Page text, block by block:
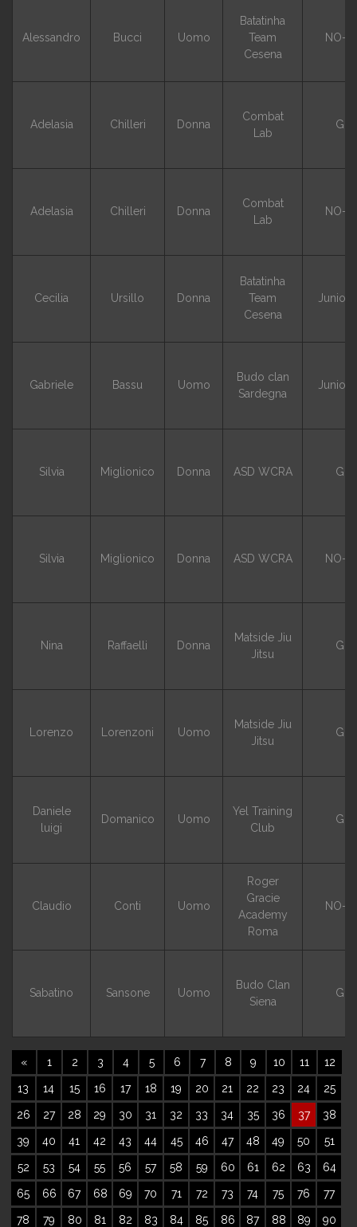
Alessandro Bucci Uomo
Batatinha
Team
Cesena
NO-GI
Adelasia Chilleri Donna
Combat
Lab
GI
Adelasia Chilleri Donna
Combat
Lab
NO-GI
Cecilia Ursillo Donna
Batatinha
Team
Cesena
Junior
Gabriele Bassu Uomo
Budo clan
Sardegna
Junior
Silvia Miglionico Donna ASD WCRA GI
Silvia Miglionico Donna ASD WCRA NO-GI
Nina Raffaelli Donna
Matside Jiu
Jitsu
GI
Lorenzo Lorenzoni Uomo
Matside Jiu
Jitsu
GI
Daniele
luigi
Domanico Uomo
Yel Training
Club
GI
Claudio Conti Uomo
Roger
Gracie
Academy
Roma
NO-GI
Sabatino Sansone Uomo
Budo Clan
Siena
GI
«Previous
1 2 3 4 5 6 7 8 9 10 11 12
13 14 15 16 17 18 19 20 21 22 23 24 25
26 27 28 29 30 31 32 33 34 35 36 37 38
39 40 41 42 43 44 45 46 47 48 49 50 51
52 53 54 55 56 57 58 59 60 61 62 63 64
65 66 67 68 69 70 71 72 73 74 75 76 77
78 79 80 81 82 83 84 85 86 87 88 89 90